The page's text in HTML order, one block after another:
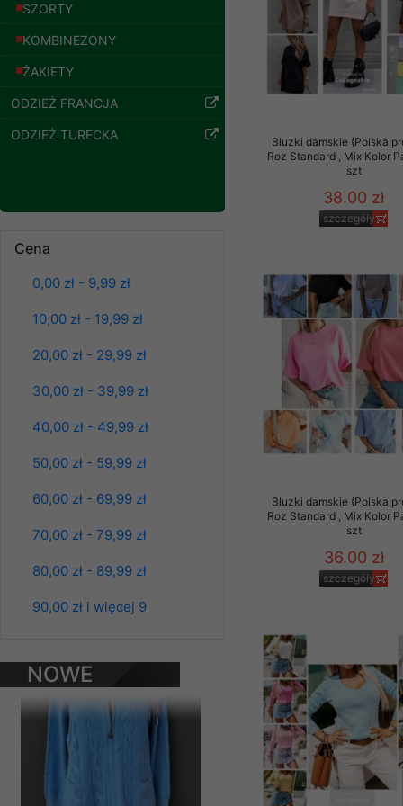
SZORTY
KOMBINEZONY
ŻAKIETY
ODZIEŻ FRANCJA
ODZIEŻ TURECKA
Cena
0,00 zł - 9,99 zł
10,00 zł - 19,99 zł
20,00 zł - 29,99 zł
30,00 zł - 39,99 zł
40,00 zł - 49,99 zł
50,00 zł - 59,99 zł
60,00 zł - 69,99 zł
70,00 zł - 79,99 zł
80,00 zł - 89,99 zł
90,00 zł i więcej 9
NOWE
PRODUKTY
39.00 zł
szczegóły
L-3XL. 1 kolor.
szczegóły
Bluzki damskie (Polska
Roz Standard , Mix Kolor
szt
38.00 zł
szczegóły
Bluzki damskie (Polska
Roz Standard , Mix Kolor
szt
36.00 zł
szczegóły
znajdziesz
Potrzebujemy na to
Jeżeli klikniesz
GROUP Sp. z o.o.
wpływa na zgodność
Dodatkowe
Twoich danych,
podejmowaniu
Polityka prywatności
Polityka prywatności
Zapewniamy naszym
Dane osobowe
Klientów zezwolenia
ochronie danych
serwerach
Każdy Klient, który
ich weryfikacji,
Sklep nie
chyba że dzieje się
Nasz Sklep
przez nasz serwer i
jego indywidualnych
opcję przyjmowania
może wpłynąć na
Klienta przechowują
• sesji
• ostatnio